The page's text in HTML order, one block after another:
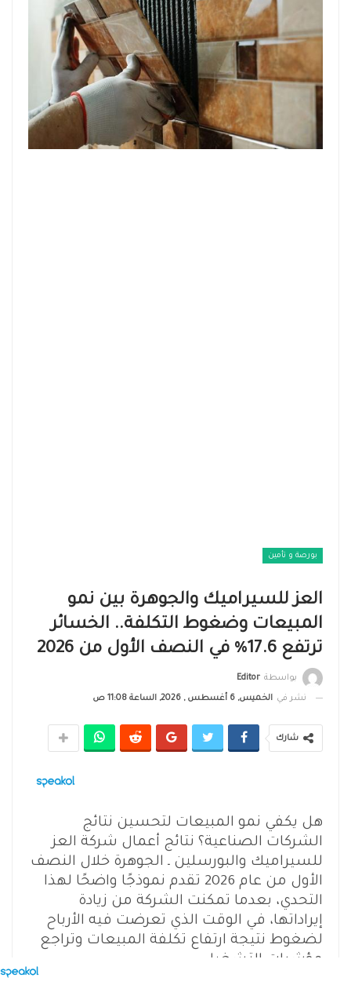
بورصة و تأمين
العز للسيراميك والجوهرة بين نمو
المبيعات وضغوط التكلفة.. الخسائر
ترتفع 17.6% في النصف الأول من 2026
بواسطة Editor
نشر في الخميس, 6 أغسطس , 2026, الساعة 11:08 ص
شارك
هل يكفي نمو المبيعات لتحسين نتائج
الشركات الصناعية؟ نتائج أعمال شركة العز
للسيراميك والبورسلين ـ الجوهرة خلال النصف
الأول من عام 2026 تقدم نموذجًا واضحًا لهذا
التحدي، بعدما تمكنت الشركة من زيادة
إيراداتها، في الوقت الذي تعرضت فيه الأرباح
لضغوط نتيجة ارتفاع تكلفة المبيعات وتراجع
مؤشرات التشغيل.